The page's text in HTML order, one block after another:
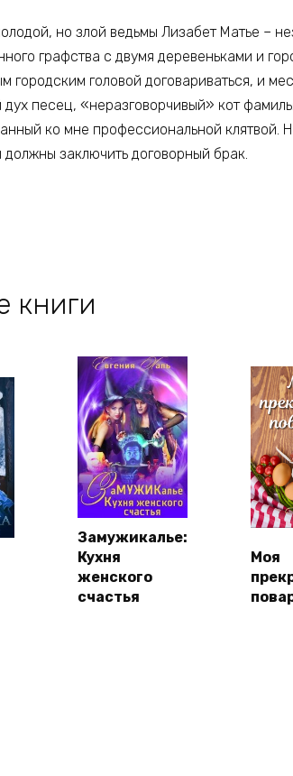
но злой ведьмы Лизабет Матье –
графства с двумя деревеньками и
городским головой договариваться, и
дух песец, «неразговорчивый» кот
ко мне профессиональной клятвой.
должны заключить договорный брак.
книги
Замужикалье:
Кухня
женского
счастья
Моя